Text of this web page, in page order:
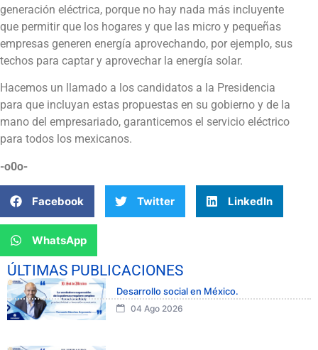
generación eléctrica, porque no hay nada más incluyente
que permitir que los hogares y que las micro y pequeñas
empresas generen energía aprovechando, por ejemplo, sus
techos para captar y aprovechar la energía solar.
Hacemos un llamado a los candidatos a la Presidencia
para que incluyan estas propuestas en su gobierno y de la
mano del empresariado, garanticemos el servicio eléctrico
para todos los mexicanos.
-o0o-
Facebook Twitter LinkedIn
WhatsApp
ÚLTIMAS PUBLICACIONES
Desarrollo social en México.
04 Ago 2026